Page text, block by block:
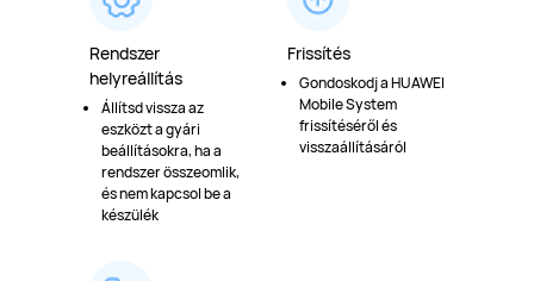
Rendszer
helyreállítás
Állítsd vissza az
eszközt a gyári
beállításokra, ha a
rendszer összeomlik,
és nem kapcsol be a
készülék
Frissítés
Gondoskodj a HUAWEI
Mobile System
frissítéséről és
visszaállításáról